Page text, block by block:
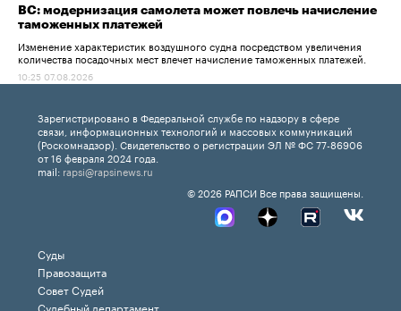
ВС: модернизация самолета может повлечь начисление
таможенных платежей
Изменение характеристик воздушного судна посредством увеличения
количества посадочных мест влечет начисление таможенных платежей.
10:25 07.08.2026
Зарегистрировано в Федеральной службе по надзору в сфере
связи, информационных технологий и массовых коммуникаций
(Роскомнадзор). Свидетельство о регистрации ЭЛ № ФС 77-86906
от 16 февраля 2024 года.
mail: rapsi@rapsinews.ru
© 2026 РАПСИ Все права защищены.
Суды
Правозащита
Совет Судей
Судебный департамент